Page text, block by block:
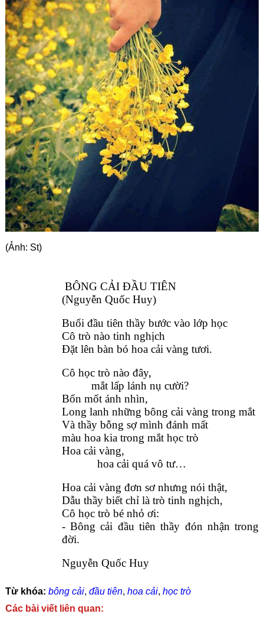
Góc chia sẻ
Liên hệ
Tìm kiếm
(Ảnh: St)
BÔNG CẢI ĐẦU TIÊN
(Nguyễn Quốc Huy)
Buổi đầu tiên thầy bước vào lớp học
Cô trò nào tinh nghịch
Đặt lên bàn bó hoa cải vàng tươi.
Cô học trò nào đây,
mắt lấp lánh nụ cười?
Bốn mốt ánh nhìn,
Long lanh những bông cải vàng trong mắt
Và thầy bỗng sợ mình đánh mất
màu hoa kia trong mắt học trò
Hoa cải vàng,
hoa cải quá vô tư…
Hoa cải vàng đơn sơ nhưng nói thật,
Dẫu thầy biết chỉ là trò tinh nghịch,
Cô học trò bé nhỏ ơi:
- Bông cải đầu tiên thầy đón nhận trong
đời.
Nguyễn Quốc Huy
Từ khóa: bông cải, đầu tiên, hoa cải, học trò
Các bài viết liên quan: